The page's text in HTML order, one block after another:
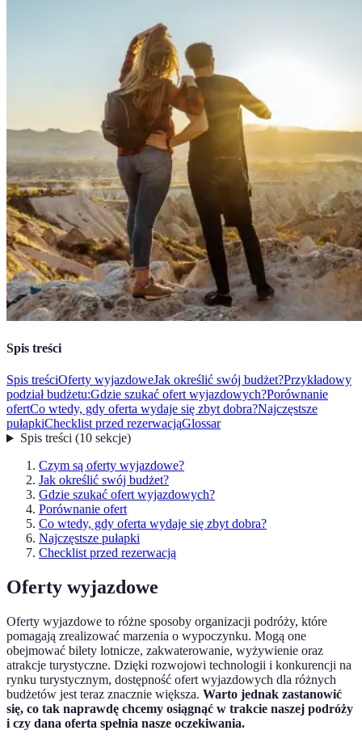
Spis treści
Spis treściOferty wyjazdoweJak określić swój budżet?Przykładowy
podział budżetu:Gdzie szukać ofert wyjazdowych?Porównanie
ofertCo wtedy, gdy oferta wydaje się zbyt dobra?Najczęstsze
pułapkiChecklist przed rezerwacjąGlossar
Spis treści(10 sekcje)
Czym są oferty wyjazdowe?
Jak określić swój budżet?
Gdzie szukać ofert wyjazdowych?
Porównanie ofert
Co wtedy, gdy oferta wydaje się zbyt dobra?
Najczęstsze pułapki
Checklist przed rezerwacją
Oferty wyjazdowe
Oferty wyjazdowe to różne sposoby organizacji podróży, które
pomagają zrealizować marzenia o wypoczynku. Mogą one
obejmować bilety lotnicze, zakwaterowanie, wyżywienie oraz
atrakcje turystyczne. Dzięki rozwojowi technologii i konkurencji na
rynku turystycznym, dostępność ofert wyjazdowych dla różnych
budżetów jest teraz znacznie większa. Warto jednak zastanowić
się, co tak naprawdę chcemy osiągnąć w trakcie naszej podróży
i czy dana oferta spełnia nasze oczekiwania.